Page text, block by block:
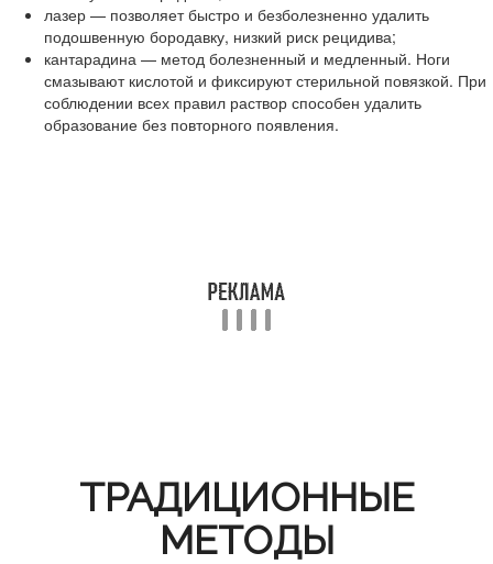
лазер — позволяет быстро и безболезненно удалить
подошвенную бородавку, низкий риск рецидива;
кантарадина — метод болезненный и медленный. Ноги
смазывают кислотой и фиксируют стерильной повязкой. При
соблюдении всех правил раствор способен удалить
образование без повторного появления.
ТРАДИЦИОННЫЕ
МЕТОДЫ